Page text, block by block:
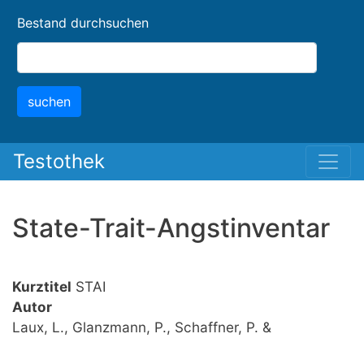
content
Bestand durchsuchen
suchen
Testothek
State-Trait-Angstinventar
Kurztitel STAI
Autor
Laux, L., Glanzmann, P., Schaffner, P. &